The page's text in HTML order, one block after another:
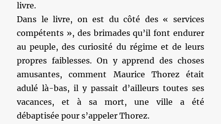
livre.
Dans le livre, on est du côté des « services
compétents », des brimades qu’il font endurer
au peuple, des curiosité du régime et de leurs
propres faiblesses. On y apprend des choses
amusantes, comment Maurice Thorez était
adulé là-bas, il y passait d’ailleurs toutes ses
vacances, et à sa mort, une ville a été
débaptisée pour s’appeler Thorez.